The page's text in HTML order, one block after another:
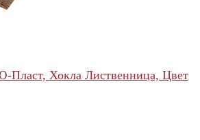
Пласт, Хокла Лиственница, Цвет